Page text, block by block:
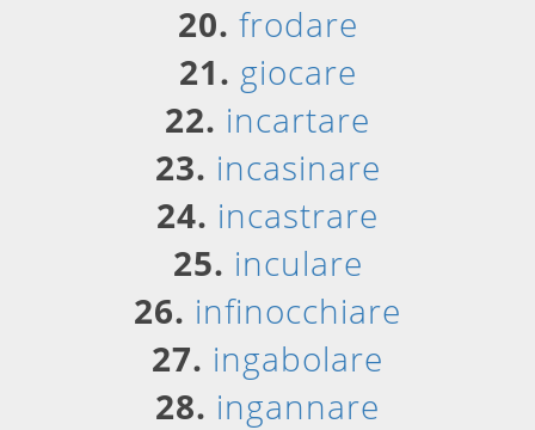
20. frodare
21. giocare
22. incartare
23. incasinare
24. incastrare
25. inculare
26. infinocchiare
27. ingabolare
28. ingannare